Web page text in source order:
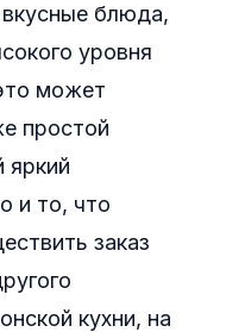
блюда,
уровня
может
простой
яркий
и то, что
заказ
кухни, на